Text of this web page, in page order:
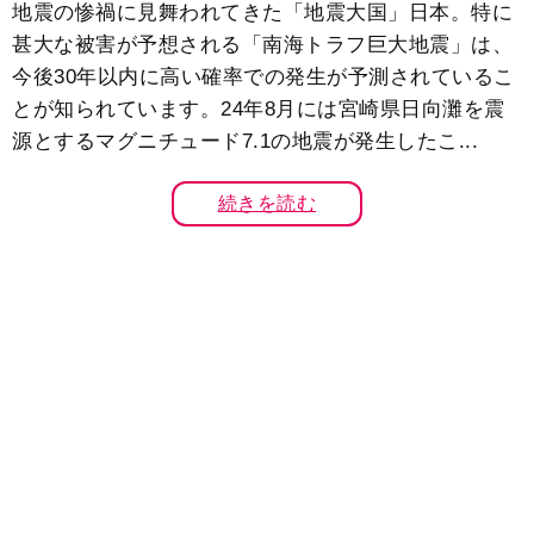
地震の惨禍に見舞われてきた「地震大国」日本。特に
甚大な被害が予想される「南海トラフ巨大地震」は、
今後30年以内に高い確率での発生が予測されているこ
とが知られています。24年8月には宮崎県日向灘を震
源とするマグニチュード7.1の地震が発生したこ...
続きを読む